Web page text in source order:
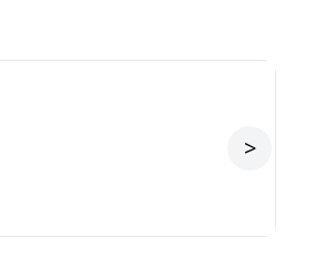
>